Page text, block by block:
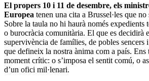
El propers 10 i 11 de desembre, els
Europea tenen una cita a Brussel·les que
Sobre la taula no hi haurà només expedients
o burocràcia comunitària. El que es decidirà
supervivència de famílies, de pobles sencers
que defineix la nostra ànima com a país. Ens
moment crític: o s’imposa el sentit comú, o
d’un ofici mil·lenari.